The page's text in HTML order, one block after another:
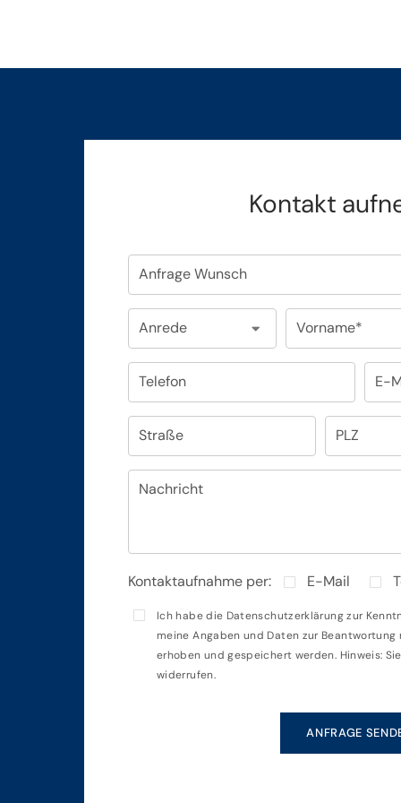
Kontakt
Anfrage Wunsch
Anrede Vorname*
Telefon E-
Straße PLZ
Nachricht
Kontaktaufnahme per: E-Mail
Ich habe die Datenschutzerklärungzur
meine Angaben und Daten zur
erhoben und gespeichert werden. Hinweis:
widerrufen.
ANFRAGE